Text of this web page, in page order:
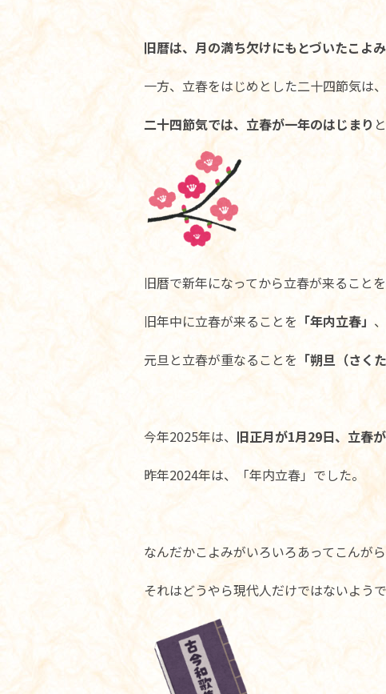
旧暦は、月の満ち欠けにもとづいたこよみ
一方、立春をはじめとした二十四節気は、
二十四節気では、立春が一年のはじまり
旧暦で新年になってから立春が来ることを
旧年中に立春が来ることを 「年内立春」 、
元旦と立春が重なることを 「朔旦（さく
今年2025年は、 旧正月が1月29日、立春
昨年2024年は、「年内立春」でした。
なんだかこよみがいろいろあってこんがら
それはどうやら現代人だけではないようで